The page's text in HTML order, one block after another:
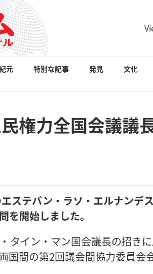
元 特別な記事 発見 文化
権力全国会議議
ステバン・ラソ・エルナンデ
を開始しました。
タイン・マン国会議長の招き
国間の第2回議会間協力委員会